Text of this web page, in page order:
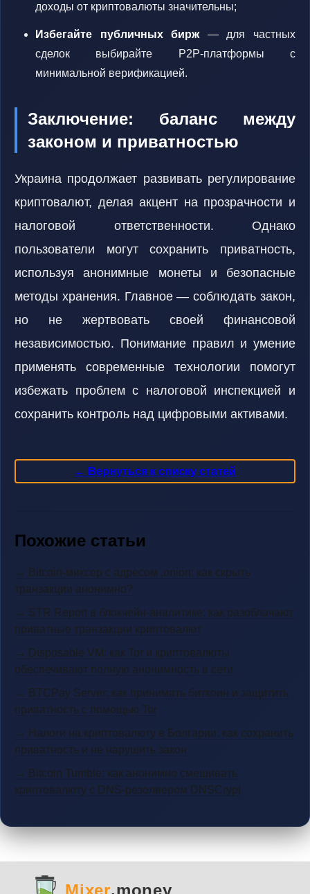
доходы от криптовалюты значительны;
Избегайте публичных бирж— для частных
сделок выбирайте P2P-платформы с
минимальной верификацией.
Заключение: баланс между
законом и приватностью
Украина продолжает развивать регулирование
криптовалют, делая акцент на прозрачности и
налоговой ответственности. Однако
пользователи могут сохранить приватность,
используя анонимные монеты и безопасные
методы хранения. Главное — соблюдать закон,
но не жертвовать своей финансовой
независимостью. Понимание правил и умение
применять современные технологии помогут
избежать проблем с налоговой инспекцией и
сохранить контроль над цифровыми активами.
← Вернуться к списку статей
Похожие статьи
→ Bitcoin-миксер с адресом .onion: как скрыть
транзакции анонимно?
→ STR Report в блокчейн-аналитике: как разоблачают
приватные транзакции криптовалют
→ Disposable VM: как Tor и криптовалюты
обеспечивают полную анонимность в сети
→ BTCPay Server: как принимать биткоин и защитить
приватность с помощью Tor
→ Налоги на криптовалюту в Болгарии: как сохранить
приватность и не нарушить закон
→ Bitcoin Tumble: как анонимно смешивать
криптовалюту с DNS-резолвером DNSCrypt
Mixer.money